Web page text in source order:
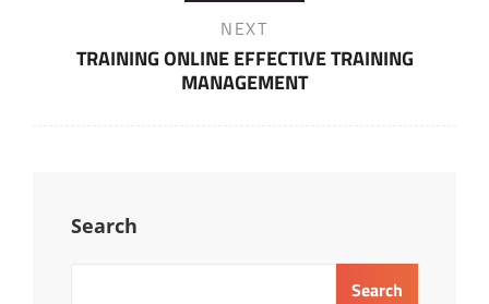
NEXT
TRAINING ONLINE EFFECTIVE TRAINING
MANAGEMENT
Search
Search